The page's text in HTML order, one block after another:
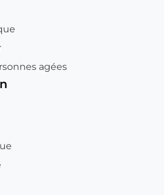
agées